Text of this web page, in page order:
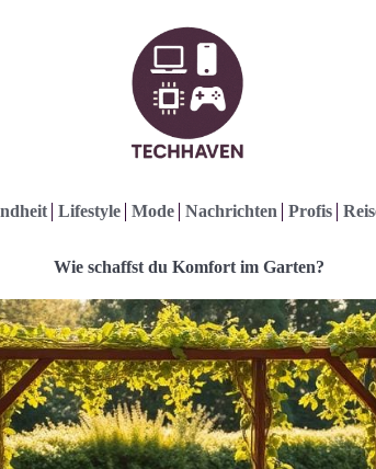
Lifestyle Mode Nachrichten Profis
Wie schaffst du Komfort im Garten?